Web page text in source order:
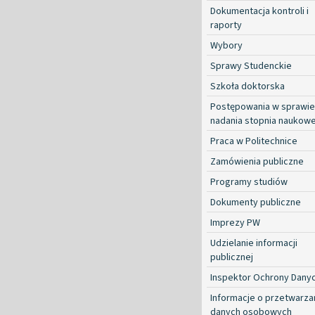
Dokumentacja kontroli i
raporty
Wybory
Sprawy Studenckie
Szkoła doktorska
Postępowania w sprawie
nadania stopnia
Praca w Politechnice
Zamówienia publiczne
Programy studiów
Dokumenty publiczne
Imprezy PW
Udzielanie informacji
publicznej
Inspektor Ochrony
Informacje o
danych osobowych